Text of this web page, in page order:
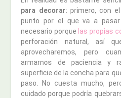
para decorar: primero, con
punto por el que va a
necesario porque las propias
perforación natural, así
aprovecharemos, pero
armarnos de paciencia y
superficie de la concha para
paso. No cuesta mucho,
cuidado porque podría